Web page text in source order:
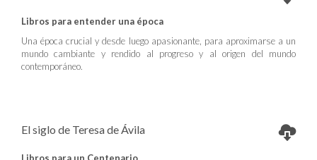
Libros para entender una época
Una época crucial y desde luego apasionante, para aproximarse a un
mundo cambiante y rendido al progreso y al origen del mundo
contemporáneo.
El siglo de Teresa de Ávila